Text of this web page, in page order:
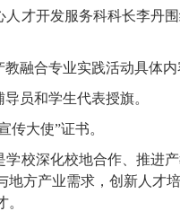
才开发服务科科长李丹
融合专业实践活动具体内
员和学生代表授旗。
传大使”证书。
校深化校地合作、推进
方产业需求，创新人才